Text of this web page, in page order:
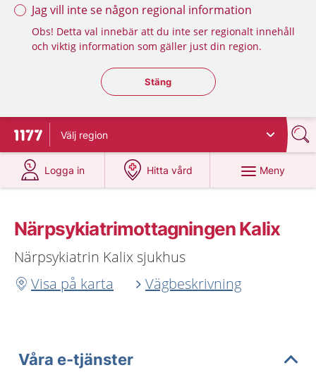
Jag vill inte se någon regional information
Obs! Detta val innebär att du inte ser regionalt innehåll
och viktig information som gäller just din region.
Stäng regionsväljaren
Stäng
Till startsidan för 1177
Välj region
Logga in
på 1177.se
Hitta vård
på 1177.se
Meny
Närpsykiatrimottagningen Kalix
Närpsykiatrin Kalix sjukhus
Visa på karta
Vägbeskrivning
Våra e-tjänster